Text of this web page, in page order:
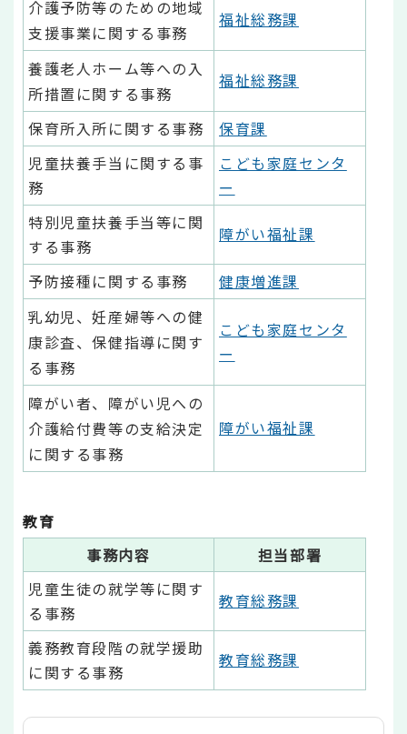
介護予防等のための地域
支援事業に関する事務
福祉総務課
養護老人ホーム等への入
所措置に関する事務
福祉総務課
保育所入所に関する事務
保育課
児童扶養手当に関する事
務
こども家庭センタ
ー
特別児童扶養手当等に関
する事務
障がい福祉課
予防接種に関する事務
健康増進課
乳幼児、妊産婦等への健
康診査、保健指導に関す
る事務
こども家庭センタ
ー
障がい者、障がい児への
介護給付費等の支給決定
に関する事務
障がい福祉課
教育
事務内容
担当部署
児童生徒の就学等に関す
る事務
教育総務課
義務教育段階の就学援助
に関する事務
教育総務課